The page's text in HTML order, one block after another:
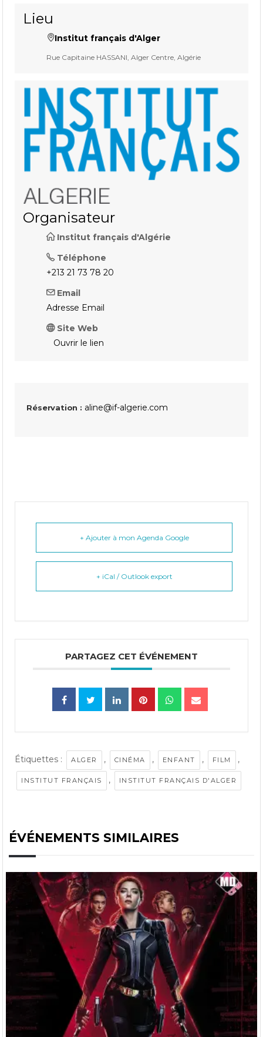
Lieu
Institut français d'Alger
Rue Capitaine HASSANI, Alger Centre, Algérie
Organisateur
Institut français d'Algérie
Téléphone
+213 21 73 78 20
Email
Adresse Email
Site Web
Ouvrir le lien
Réservation : aline@if-algerie.com
+ Ajouter à mon Agenda Google
+ iCal / Outlook export
PARTAGEZ CET ÉVÉNEMENT
Étiquettes : ALGER , CINÉMA , ENFANT , FILM ,
INSTITUT FRANÇAIS , INSTITUT FRANÇAIS D'ALGER
ÉVÉNEMENTS SIMILAIRES